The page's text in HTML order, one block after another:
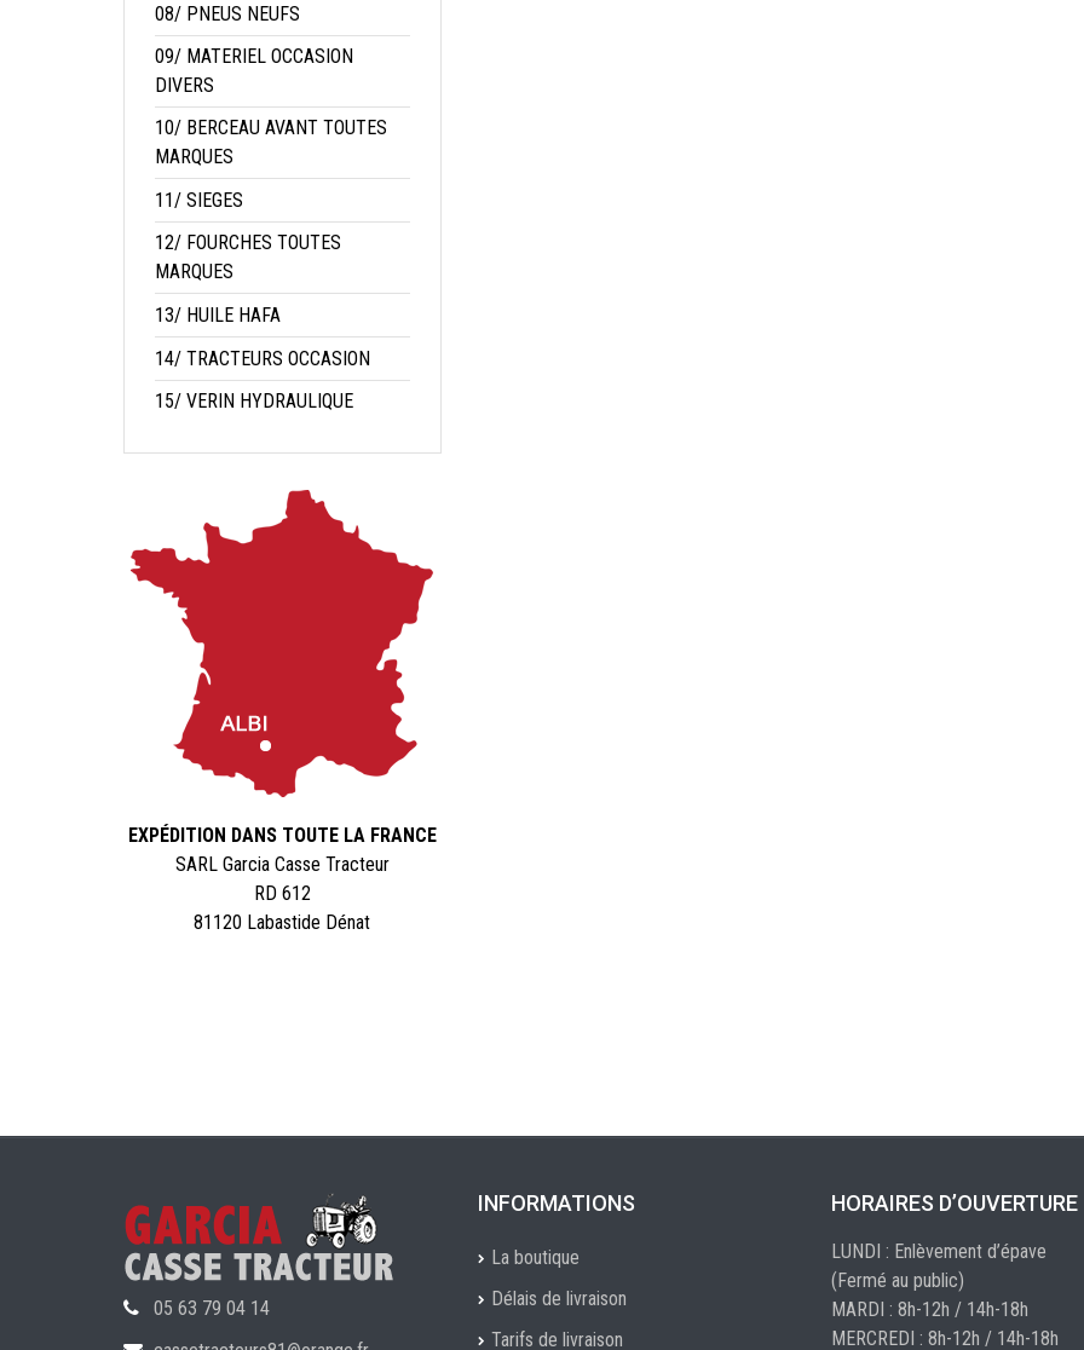
08/ PNEUS NEUFS
09/ MATERIEL OCCASION
DIVERS
10/ BERCEAU AVANT TOUTES
MARQUES
11/ SIEGES
12/ FOURCHES TOUTES
MARQUES
13/ HUILE HAFA
14/ TRACTEURS OCCASION
15/ VERIN HYDRAULIQUE
EXPÉDITION DANS TOUTE LA FRANCE
SARL Garcia Casse Tracteur
RD 612
81120 Labastide Dénat
05 63 79 04 14
INFORMATIONS
La boutique
Délais de livraison
Tarifs de livraison
HORAIRES D’OUVERTURE
LUNDI : Enlèvement d’épave
(Fermé au public)
MARDI : 8h-12h / 14h-18h
MERCREDI : 8h-12h / 14h-18h